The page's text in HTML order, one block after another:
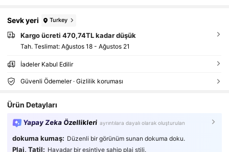
Sevk yeri Turkey
Kargo ücreti 470,74TL kadar düşük
Tah. Teslimat: Ağustos 18 - Ağustos 21
İadeler Kabul Edilir
Güvenli Ödemeler · Gizlilik koruması
Ürün Detayları
Yapay Zeka Özellikleri ayrıntılara dayalı olarak oluşturulan
dokuma kumaş: Düzenli bir görünüm sunan dokuma doku.
Plaj, Tatil: Havadar bir esintiye sahip plaj stili.